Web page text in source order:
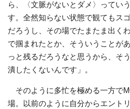
ら、〈文脈がないとダメ〉ってい
す。全然知らない状態で観てもス
だろうし、その場でたまたま出く
で掴まれたとか、そういうことが
っと残るだろうなと思うから、そ
潰したくないんです」。
そのように多忙を極める一方で
場。以前のように自分からエント